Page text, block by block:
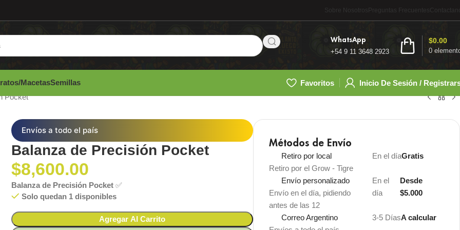
Sobre Nosotros Preguntas Frecuentes
WhatsApp
+54 9 11 3648 2923 0
$0.00
MacetasSemillas Favoritos
Inicio De Sesión /
Pocket
Envíos a todo el país
Balanza de Precisión Pocket
$8,600.00
Balanza de Precisión Pocket ✅
Solo quedan 1 disponibles
Agregar Al Carrito
Métodos de Envío
Retiro por local
Retiro por el Grow - Tigre
En el díaGratis
Envío personalizado
Envío en el día, pidiendo
antes de las 12
En el
día
Desde
$5.000
Correo Argentino
3-5 DíasA calcular